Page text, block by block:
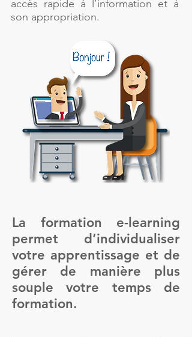
accès rapide à l’information et à
son appropriation.
La formation e-learning
permet d’individualiser
votre apprentissage et de
gérer de manière plus
souple votre temps de
formation.